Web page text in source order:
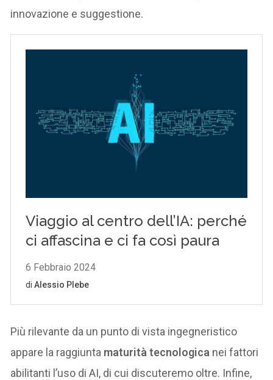
innovazione e suggestione.
Più rilevante da un punto di vista ingegneristico
appare la raggiunta maturità tecnologica nei fattori
abilitanti l’uso di AI, di cui discuteremo oltre. Infine,